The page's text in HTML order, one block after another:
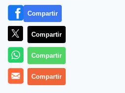
Compartir
Compartir
Compartir
Compartir